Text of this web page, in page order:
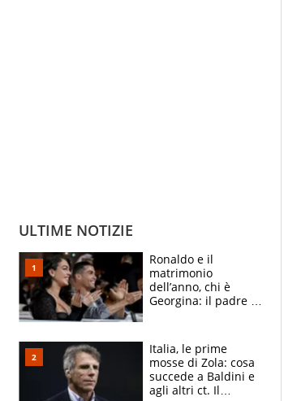
ULTIME NOTIZIE
Ronaldo e il
matrimonio
dell’anno, chi è
Georgina: il padre in
social
Italia, le prime
mosse di Zola: cosa
succede a Baldini e
agli altri ct. Il